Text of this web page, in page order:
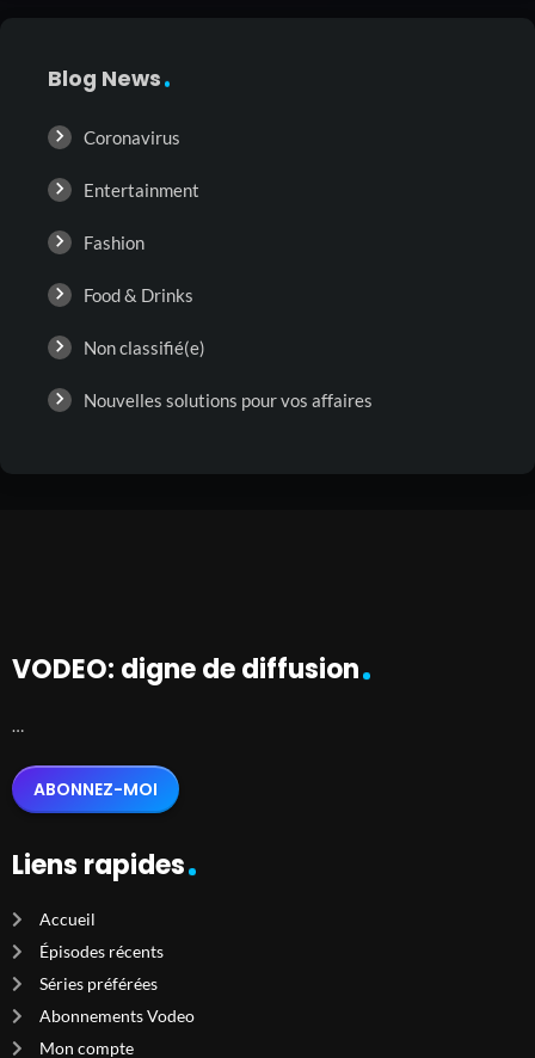
Blog News
Coronavirus
Entertainment
Fashion
Food & Drinks
Non classifié(e)
Nouvelles solutions pour vos affaires
VODEO: digne de diffusion
…
ABONNEZ-MOI
Liens rapides
Accueil
Épisodes récents
Séries préférées
Abonnements Vodeo
Mon compte